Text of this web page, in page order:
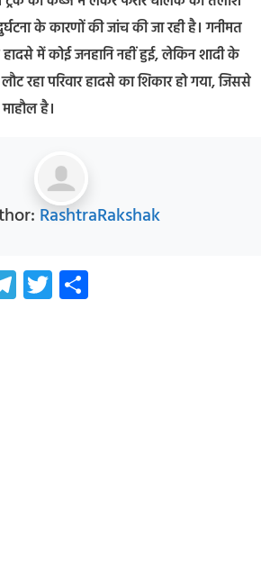
के कारणों की जांच की जा रही है। गनीमत
में कोई जनहानि नहीं हुई, लेकिन शादी के
रहा परिवार हादसे का शिकार हो गया, जिससे
माहौल है।
RashtraRakshak
Telegram
Twitter